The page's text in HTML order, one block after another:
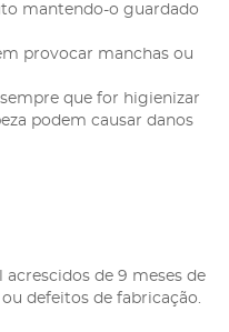
mantendo-o guardado
provocar manchas ou
que for higienizar
podem causar danos
acrescidos de 9 meses de
defeitos de fabricação.